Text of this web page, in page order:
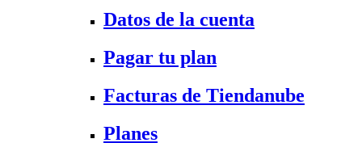
Datos de la cuenta
Pagar tu plan
Facturas de Tiendanube
Planes